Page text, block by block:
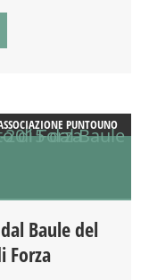
PUNTOUNO
Baule del
Forza